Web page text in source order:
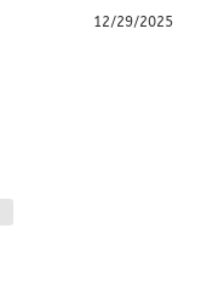
12/29/2025